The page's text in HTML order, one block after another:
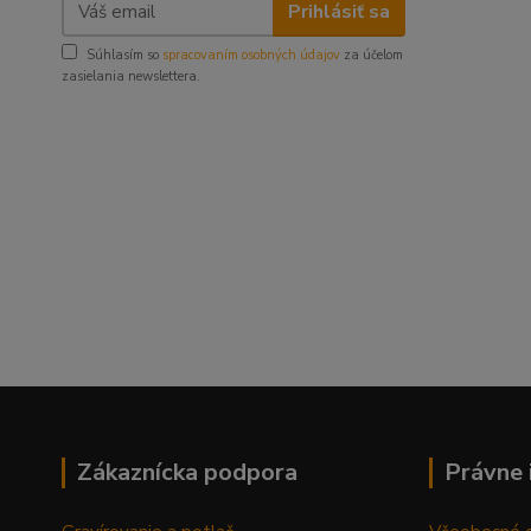
Prihlásiť sa
Súhlasím so spracovaním osobných údajov za účelom
zasielania newslettera.
Zákaznícka podpora